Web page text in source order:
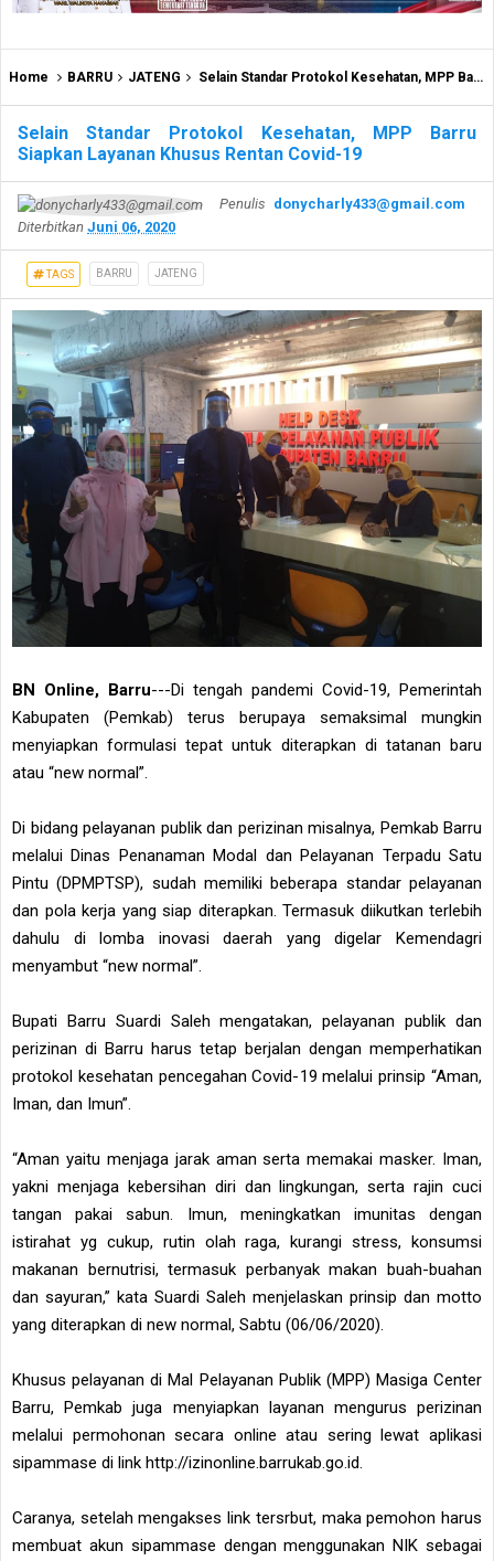
Home BARRU JATENG Selain Standar Protokol Kesehatan, MPP Barru Siapkan Layanan Khusus Rentan Covid-19
Selain Standar Protokol Kesehatan, MPP Barru
Siapkan Layanan Khusus Rentan Covid-19
Penulis donycharly433@gmail.com
Diterbitkan Juni 06, 2020
TAGS BARRU JATENG
BN Online, Barru---Di tengah pandemi Covid-19, Pemerintah
Kabupaten (Pemkab) terus berupaya semaksimal mungkin
menyiapkan formulasi tepat untuk diterapkan di tatanan baru
atau “new normal”.
Di bidang pelayanan publik dan perizinan misalnya, Pemkab Barru
melalui Dinas Penanaman Modal dan Pelayanan Terpadu Satu
Pintu (DPMPTSP), sudah memiliki beberapa standar pelayanan
dan pola kerja yang siap diterapkan. Termasuk diikutkan terlebih
dahulu di lomba inovasi daerah yang digelar Kemendagri
menyambut “new normal”.
Bupati Barru Suardi Saleh mengatakan, pelayanan publik dan
perizinan di Barru harus tetap berjalan dengan memperhatikan
protokol kesehatan pencegahan Covid-19 melalui prinsip “Aman,
Iman, dan Imun”.
“Aman yaitu menjaga jarak aman serta memakai masker. Iman,
yakni menjaga kebersihan diri dan lingkungan, serta rajin cuci
tangan pakai sabun. Imun, meningkatkan imunitas dengan
istirahat yg cukup, rutin olah raga, kurangi stress, konsumsi
makanan bernutrisi, termasuk perbanyak makan buah-buahan
dan sayuran,” kata Suardi Saleh menjelaskan prinsip dan motto
yang diterapkan di new normal, Sabtu (06/06/2020).
Khusus pelayanan di Mal Pelayanan Publik (MPP) Masiga Center
Barru, Pemkab juga menyiapkan layanan mengurus perizinan
melalui permohonan secara online atau sering lewat aplikasi
sipammase di link http://izinonline.barrukab.go.id.
Caranya, setelah mengakses link tersrbut, maka pemohon harus
membuat akun sipammase dengan menggunakan NIK sebagai